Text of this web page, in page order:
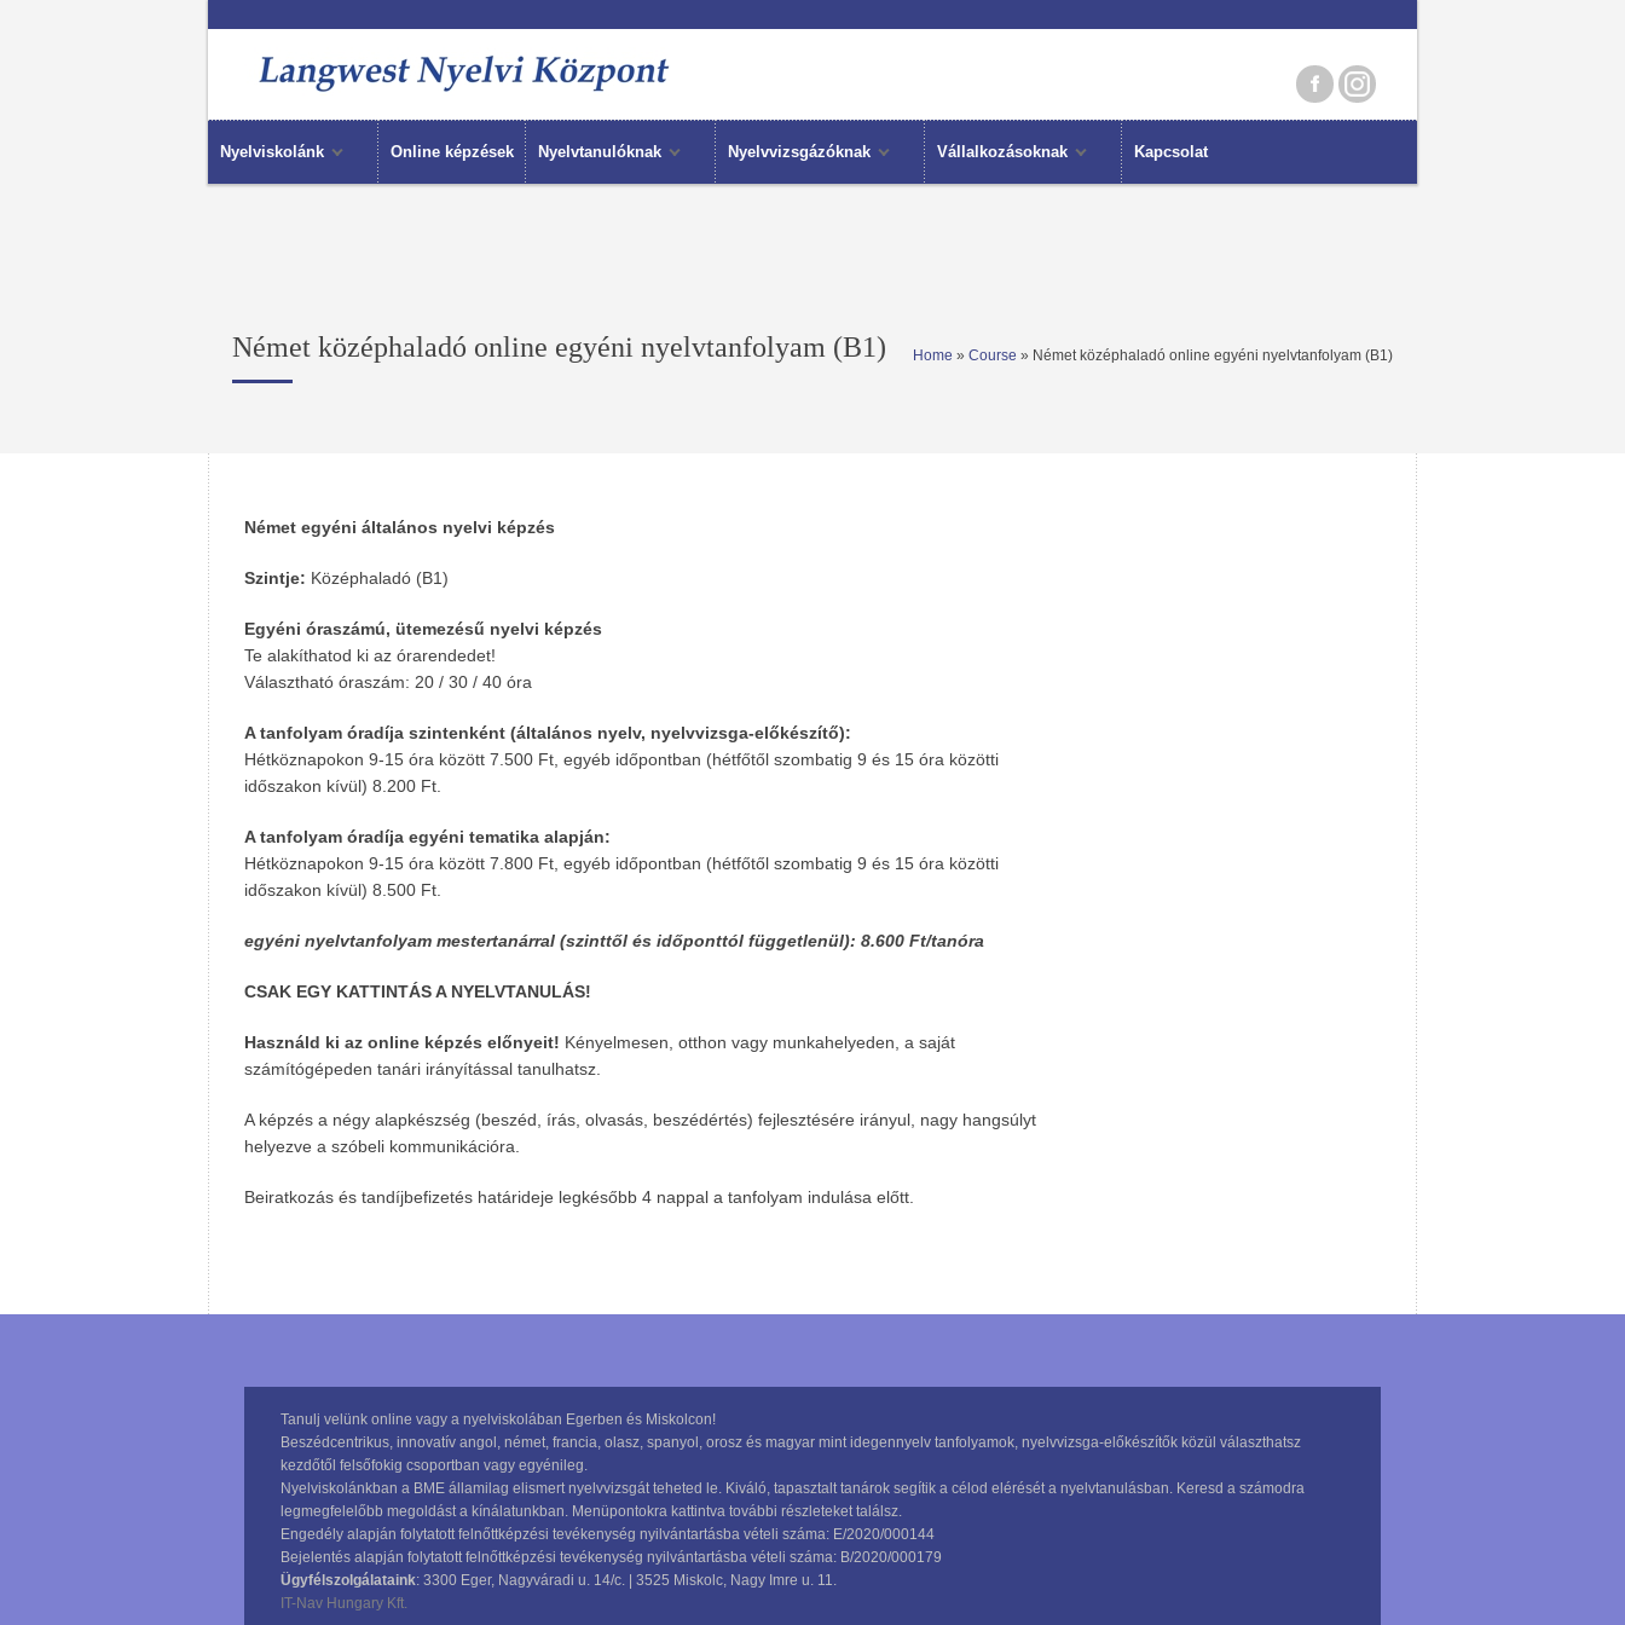
Nyelviskolánk Online képzések Nyelvtanulóknak Nyelvvizsgázóknak Vállalkozásoknak Kapcsolat
Német középhaladó online egyéni nyelvtanfolyam (B1) Home » Course » Német középhaladó online egyéni nyelvtanfolyam (B1)
Német egyéni általános nyelvi képzés
Szintje: Középhaladó (B1)
Egyéni óraszámú, ütemezésű nyelvi képzés
Te alakíthatod ki az órarendedet!
Választható óraszám: 20 / 30 / 40 óra
A tanfolyam óradíja szintenként (általános nyelv, nyelvvizsga-előkészítő):
Hétköznapokon 9-15 óra között 7.500 Ft, egyéb időpontban (hétfőtől szombatig 9 és 15 óra közötti
időszakon kívül) 8.200 Ft.
A tanfolyam óradíja egyéni tematika alapján:
Hétköznapokon 9-15 óra között 7.800 Ft, egyéb időpontban (hétfőtől szombatig 9 és 15 óra közötti
időszakon kívül) 8.500 Ft.
egyéni nyelvtanfolyam mestertanárral (szinttől és időponttól függetlenül): 8.600 Ft/tanóra
CSAK EGY KATTINTÁS A NYELVTANULÁS!
Használd ki az online képzés előnyeit! Kényelmesen, otthon vagy munkahelyeden, a saját
számítógépeden tanári irányítással tanulhatsz.
A képzés a négy alapkészség (beszéd, írás, olvasás, beszédértés) fejlesztésére irányul, nagy hangsúlyt
helyezve a szóbeli kommunikációra.
Beiratkozás és tandíjbefizetés határideje legkésőbb 4 nappal a tanfolyam indulása előtt.
Tanulj velünk online vagy a nyelviskolában Egerben és Miskolcon!
Beszédcentrikus, innovatív angol, német, francia, olasz, spanyol, orosz és magyar mint idegennyelv tanfolyamok, nyelvvizsga-előkészítők közül választhatsz
kezdőtől felsőfokig csoportban vagy egyénileg.
Nyelviskolánkban a BME államilag elismert nyelvvizsgát teheted le. Kiváló, tapasztalt tanárok segítik a célod elérését a nyelvtanulásban. Keresd a számodra
legmegfelelőbb megoldást a kínálatunkban. Menüpontokra kattintva további részleteket találsz.
Engedély alapján folytatott felnőttképzési tevékenység nyilvántartásba vételi száma: E/2020/000144
Bejelentés alapján folytatott felnőttképzési tevékenység nyilvántartásba vételi száma: B/2020/000179
Ügyfélszolgálataink: 3300 Eger, Nagyváradi u. 14/c. | 3525 Miskolc, Nagy Imre u. 11.
IT-Nav Hungary Kft.